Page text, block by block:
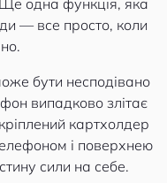
одна функція, яка
— все просто, коли
бути несподівано
випадково злітає
картхолдер
і поверхнею
сили на себе.